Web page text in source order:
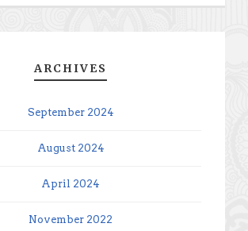
ARCHIVES
September 2024
August 2024
April 2024
November 2022